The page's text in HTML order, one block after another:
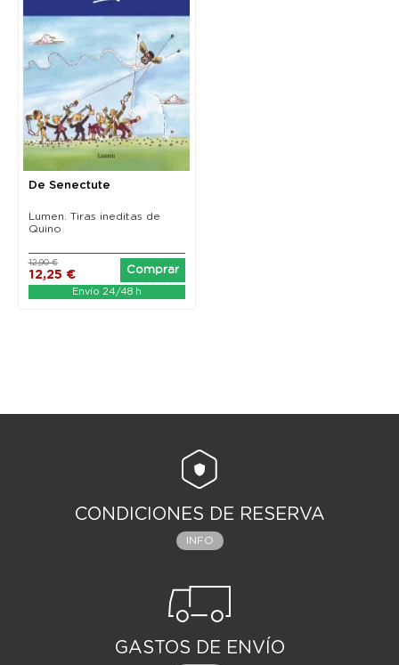
De Senectute
Lumen. Tiras ineditas de
Quino
12,25 €
12,90 €
Comprar
Envío 24/48 h
CONDICIONES DE RESERVA
INFO
GASTOS DE ENVÍO